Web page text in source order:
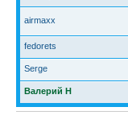
airmaxx
fedorets
Serge
Валерий Н